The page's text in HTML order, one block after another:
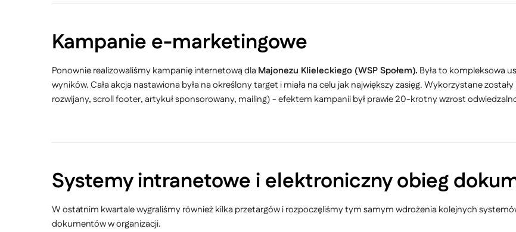
Kampanie e-marketingowe
Ponownie realizowaliśmy kampanię internetową dlaMajonezu Klieleckiego (WSP Społem). Była to kompleksowa
wyników. Cała akcja nastawiona była na określony target i miała na celu jak największy zasięg. Wykorzystane
rozwijany, scroll footer, artykuł sponsorowany, mailing) - efektem kampanii był prawie 20-krotny wzrost
Systemy intranetowe i elektroniczny obieg
W ostatnim kwartale wygraliśmy również kilka przetargów i rozpoczęliśmy tym samym wdrożenia kolejnych
dokumentów w organizacji.